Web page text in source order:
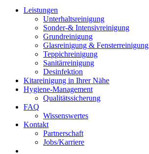
Leistungen
Unterhaltsreinigung
Sonder-& Intensivreinigung
Grundreinigung
Glasreinigung & Fensterreinigung
Teppichreinigung
Sanitärreinigung
Desinfektion
Kitareinigung in Ihrer Nähe
Hygiene-Management
Qualitätssicherung
FAQ
Wissenswertes
Kontakt
Partnerschaft
Jobs/Karriere